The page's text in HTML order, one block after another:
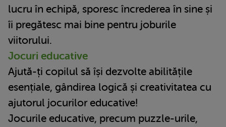
lucru în echipă, sporesc încrederea în sine și
îi pregătesc mai bine pentru joburile
viitorului.
Jocuri educative
Ajută-ți copilul să își dezvolte abilitățile
esențiale, gândirea logică și creativitatea cu
ajutorul jocurilor educative!
Jocurile educative, precum puzzle-urile,